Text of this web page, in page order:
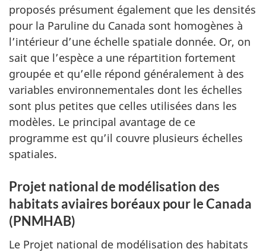
proposés présument également que les densités
pour la Paruline du Canada sont homogènes à
l’intérieur d’une échelle spatiale donnée. Or, on
sait que l’espèce a une répartition fortement
groupée et qu’elle répond généralement à des
variables environnementales dont les échelles
sont plus petites que celles utilisées dans les
modèles. Le principal avantage de ce
programme est qu’il couvre plusieurs échelles
spatiales.
Projet national de modélisation des
habitats aviaires boréaux pour le Canada
(PNMHAB)
Le Projet national de modélisation des habitats